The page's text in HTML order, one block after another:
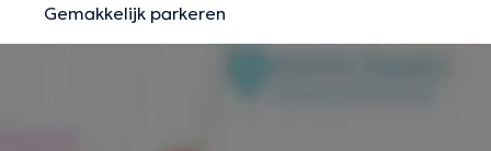
Gemakkelijk parkeren